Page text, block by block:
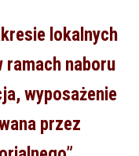
lokalnych
naboru
wyposażenie
przez